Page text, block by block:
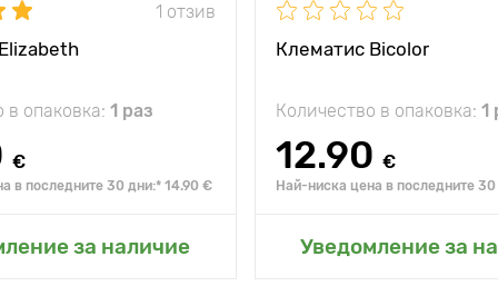
1 отзив
в опаковка: 1 раз
€
в последните 30 дни:* 14.90 €
за наличие
в моята градина
Клематис Bicolor
Количество в опаковка: 1
12.90 €
Най-ниска цена в последните
Уведомление за
Добавяне в моята